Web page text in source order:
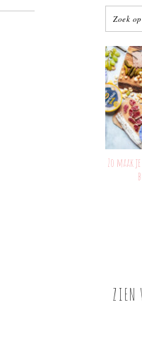
Zo maak
ZIEN